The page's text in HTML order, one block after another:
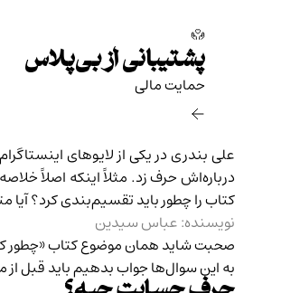
پشتیبانی از بی‌پلاس
حمایت مالی‌
علی بندری در یکی ازلایوهای
درباره‌اش حرف زد. مثلاً اینکه اصلاً
کتاب را چطور باید تقسیم‌بندی کرد؟
نویسنده: عباس سیدین
صحبت شاید همان موضوع کتاب «چطور
به این سوال‌ها جواب بدهیم باید قبل